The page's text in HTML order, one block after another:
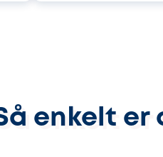
enkelt